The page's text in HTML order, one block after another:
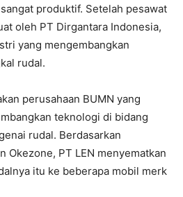
produktif. Setelah pesawat
oleh PT Dirgantara Indonesia,
yang mengembangkan
rudal.
perusahaan BUMN yang
teknologi di bidang
rudal. Berdasarkan
Okezone, PT LEN menyematkan
itu ke beberapa mobil merk